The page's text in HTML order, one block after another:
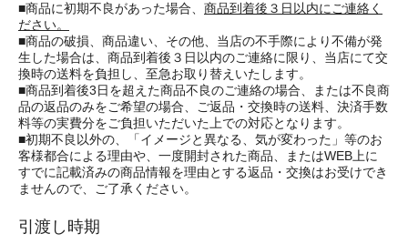
■商品に初期不良があった場合、 商品到着後３日以内にご連絡く
ださい。
■商品の破損、商品違い、その他、当店の不手際により不備が発
生した場合は、商品到着後３日以内のご連絡に限り、当店にて交
換時の送料を負担し、至急お取り替えいたします。
■商品到着後3日を超えた商品不良のご連絡の場合、または不良商
品の返品のみをご希望の場合、ご返品・交換時の送料、決済手数
料等の実費分をご負担いただいた上での対応となります。
■初期不良以外の、「イメージと異なる、気が変わった」等のお
客様都合による理由や、一度開封された商品、またはWEB上に
すでに記載済みの商品情報を理由とする返品・交換はお受けでき
ませんので、ご了承ください。
引渡し時期